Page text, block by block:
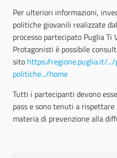
Per ulteriori informazioni,
politiche giovanili realizzate
processo partecipato Puglia Ti
Protagonisti è possibile
sito https://regione.puglia.it/
politiche.../home
Tutti i partecipanti devono
pass e sono tenuti a
materia di prevenzione alla